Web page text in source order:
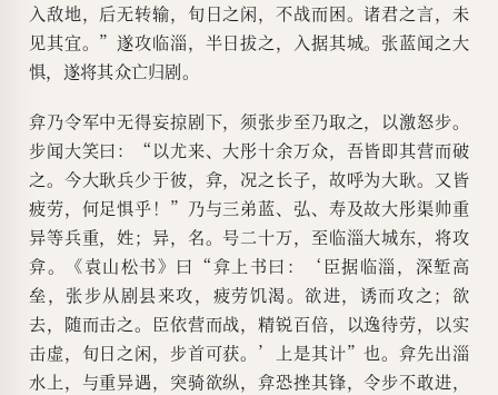
入敌地，后无转输，旬日之闲，不战而困。诸君之言，未
见其宜。”遂攻临淄，半日拔之，入据其城。张蓝闻之大
惧，遂将其众亡归剧。
弇乃令军中无得妄掠剧下，须张步至乃取之，以激怒步。
步闻大笑曰：“以尤来、大彤十余万众，吾皆即其营而破
之。今大耿兵少于彼，弇，况之长子，故呼为大耿。又皆
疲劳，何足惧乎！”乃与三弟蓝、弘、寿及故大彤渠帅重
异等兵重，姓；异，名。号二十万，至临淄大城东，将攻
弇。《袁山松书》曰“弇上书曰：‘臣据临淄，深堑高
垒，张步从剧县来攻，疲劳饥渴。欲进，诱而攻之；欲
去，随而击之。臣依营而战，精锐百倍，以逸待劳，以实
击虚，旬日之闲，步首可获。’上是其计”也。弇先出淄
水上，与重异遇，突骑欲纵，弇恐挫其锋，令步不敢进，